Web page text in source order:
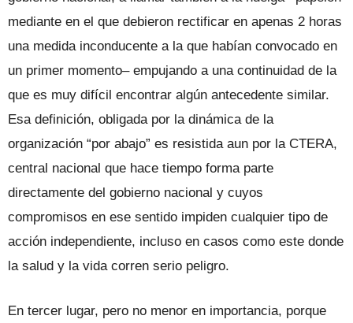
mediante en el que debieron rectificar en apenas 2 horas
una medida inconducente a la que habían convocado en
un primer momento– empujando a una continuidad de la
que es muy difícil encontrar algún antecedente similar.
Esa definición, obligada por la dinámica de la
organización “por abajo” es resistida aun por la CTERA,
central nacional que hace tiempo forma parte
directamente del gobierno nacional y cuyos
compromisos en ese sentido impiden cualquier tipo de
acción independiente, incluso en casos como este donde
la salud y la vida corren serio peligro.
En tercer lugar, pero no menor en importancia, porque